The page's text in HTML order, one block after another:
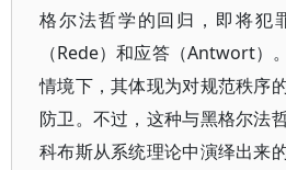
格尔法哲学的回归，即将犯
（Rede）和应答（Antwort）
情境下，其体现为对规范秩序
防卫。不过，这种与黑格尔法
科布斯从系统理论中演绎出来